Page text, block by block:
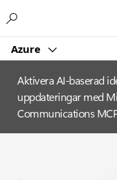
Azure
Aktivera AI-baserad
uppdateringar med
Communications